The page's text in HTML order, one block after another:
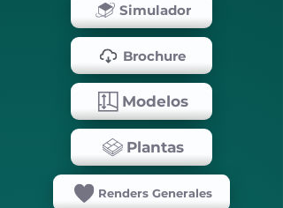
Simulador
Brochure
Modelos
Plantas
Renders Generales